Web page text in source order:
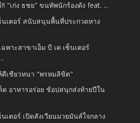
!! "เก่ง​ ธชย" ขนทัพนักร้องดัง​ feat.​ ...
นเตอร์ สนับสนุนพื้นที่ประกวดหาง
พาะสาขาเอ็ม บี เค เซ็นเตอร์
ดีเชียวหนา "พรหมลิขิต"
ด อาหารอร่อย ช้อปสนุกส่งท้ายปีใน
นเตอร์ เปิดสังเวียนมวยมันส์ใจกลาง